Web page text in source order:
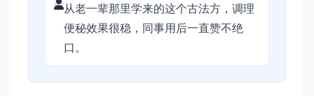
从老一辈那里学来的这个古法方，调理
便秘效果很稳，同事用后一直赞不绝
口。